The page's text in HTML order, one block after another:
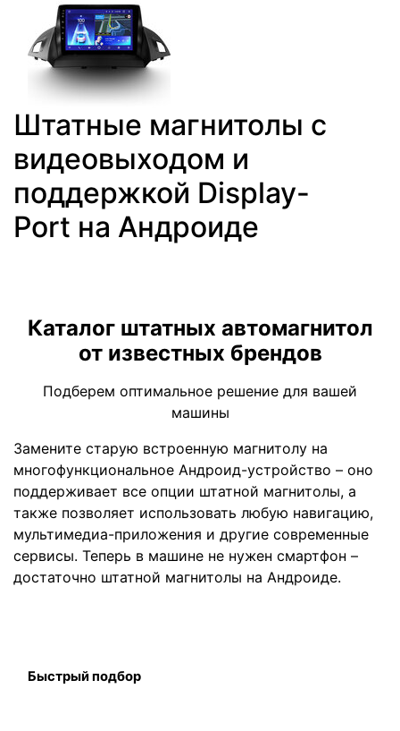
Штатные магнитолы с
видеовыходом и
поддержкой Display-
Port на Андроиде
Каталог штатных автомагнитол
от известных брендов
Подберем оптимальное решение для вашей
машины
Замените старую встроенную магнитолу на
многофункциональное Андроид-устройство – оно
поддерживает все опции штатной магнитолы, а
также позволяет использовать любую навигацию,
мультимедиа-приложения и другие современные
сервисы. Теперь в машине не нужен смартфон –
достаточно штатной магнитолы на Андроиде.
Быстрый подбор